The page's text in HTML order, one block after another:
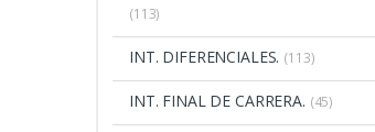
(113)
INT. DIFERENCIALES. (113)
INT. FINAL DE CARRERA. (45)